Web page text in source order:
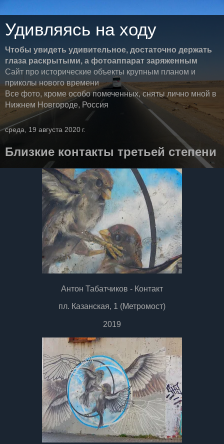
Удивляясь на ходу
Чтобы увидеть удивительное, достаточно держать
глаза раскрытыми, а фотоаппарат заряженным
Сайт про исторические объекты крупным планом и
приколы нового времени
Все фото, кроме особо помеченных, сняты лично мной в
Нижнем Новгороде, Россия
среда, 19 августа 2020 г.
Близкие контакты третьей степени
Антон Табатчиков - Контакт
пл. Казанская, 1 (Метромост)
2019